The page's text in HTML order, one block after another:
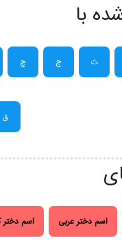
با
ث ج چ
ق
اسم دختر عربی اسم دختر